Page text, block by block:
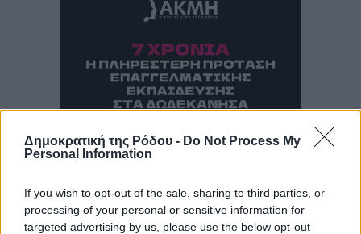
Δημοκρατική της Ρόδου - Do Not Process My
Personal Information
If you wish to opt-out of the sale, sharing to third parties, or
processing of your personal or sensitive information for
targeted advertising by us, please use the below opt-out